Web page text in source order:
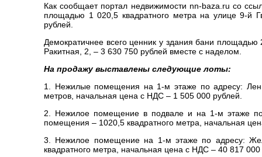
Как сообщает портал недвижимости nn-baza.ru со
площадью 1 020,5 квадратного метра на улице 9-й
рублей.
Демократичнее всего ценник у здания бани площадью
Ракитная, 2, – 3 630 750 рублей вместе с наделом.
На продажу выставлены следующие лоты:
1. Нежилые помещения на 1-м этаже по адресу:
метров, начальная цена с НДС – 1 505 000 рублей.
2. Нежилое помещение в подвале и на 1-м этаже
помещения – 1020,5 квадратного метра, начальная
3. Нежилое помещение на 1-м этаже по адресу:
квадратного метра, начальная цена с НДС – 40 817